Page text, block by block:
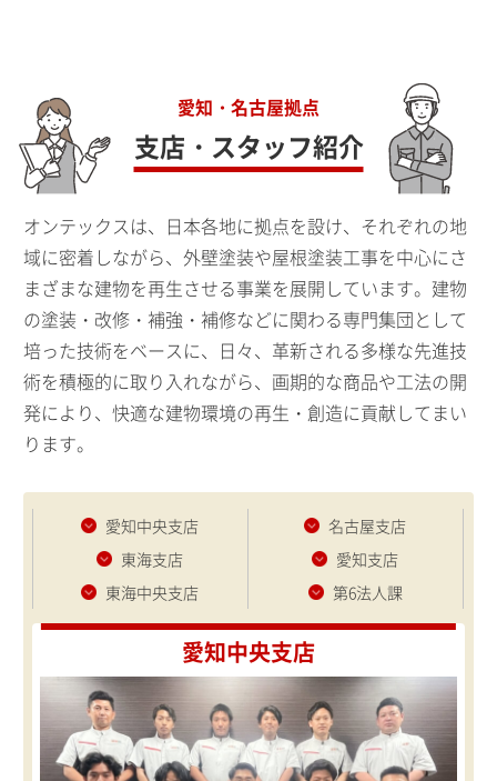
愛知・名古屋拠点
支店・スタッフ紹介
オンテックスは、日本各地に拠点を設け、それぞれの地
域に密着しながら、外壁塗装や屋根塗装工事を中心にさ
まざまな建物を再生させる事業を展開しています。建物
の塗装・改修・補強・補修などに関わる専門集団として
培った技術をベースに、日々、革新される多様な先進技
術を積極的に取り入れながら、画期的な商品や工法の開
発により、快適な建物環境の再生・創造に貢献してまい
ります。
愛知中央支店
名古屋支店
東海支店
愛知支店
東海中央支店
第6法人課
愛知中央支店